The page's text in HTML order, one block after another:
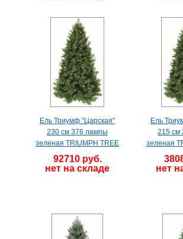
Ель Триумф "Царская"
230 см 376 лампы
зеленая TRIUMPH TREE
92710 руб.
нет на складе
Ель
215 см
зеленая
нет